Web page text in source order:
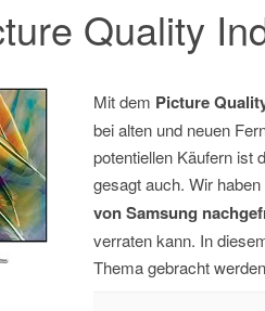
Quality
Mit dem Picture
bei alten und neuen
potentiellen Käufern ist
gesagt auch. Wir
von Samsung
verraten kann. In
Thema gebracht